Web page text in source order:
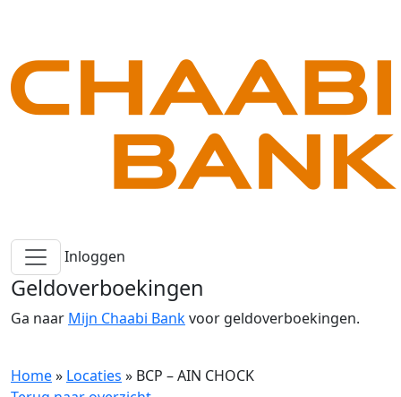
Inloggen
Geldoverboekingen
Ga naar Mijn Chaabi Bankvoor geldoverboekingen.
Home» Locaties » BCP – AIN CHOCK